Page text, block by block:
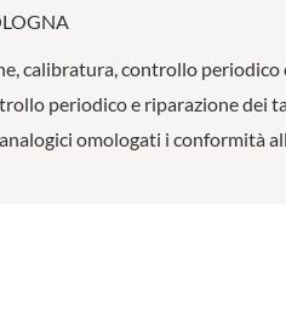
calibratura, controllo
periodico e riparazione dei
omologati i conformità